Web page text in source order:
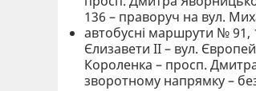
136 – праворуч на вул.
автобусні маршрути № 91,
Єлизавети ІІ – вул.
Короленка – просп.
зворотному напрямку –